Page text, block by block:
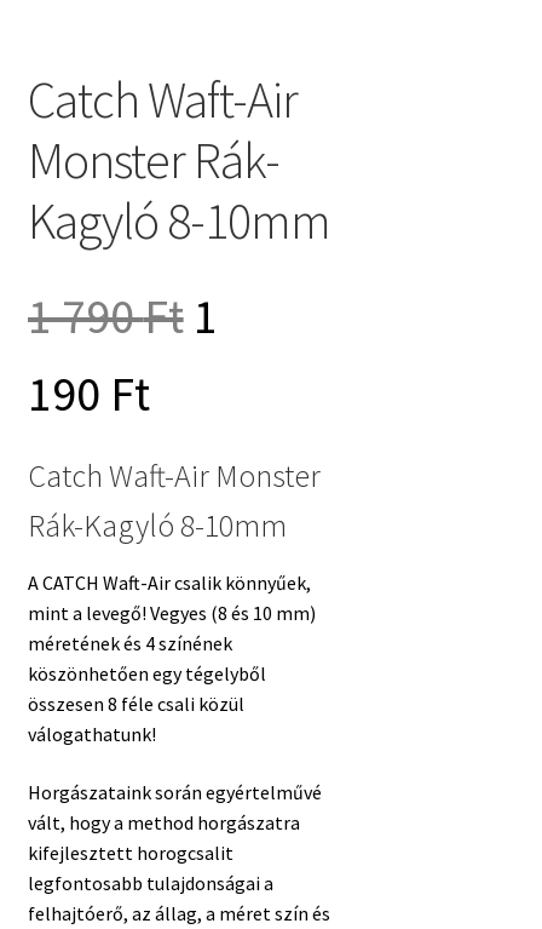
Catch Waft-Air
Monster Rák-
Kagyló 8-10mm
1 790Ft Original
was:
1
790 Ft.
1
190 FtCurrent
price
is:
1
190 Ft.
Catch Waft-Air Monster
Rák-Kagyló 8-10mm
A CATCH Waft-Air csalik könnyűek,
mint a levegő! Vegyes (8 és 10 mm)
méretének és 4 színének
köszönhetően egy tégelyből
összesen 8 féle csali közül
válogathatunk!
Horgászataink során egyértelművé
vált, hogy a method horgászatra
kifejlesztett horogcsalit
legfontosabb tulajdonságai a
felhajtóerő, az állag, a méret szín és